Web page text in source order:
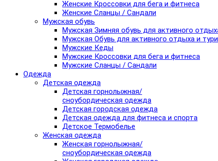
Женские Кроссовки для бега и фитнеса
Женские Сланцы / Сандали
Мужская обувь
Мужская Зимняя обувь для активного
Мужская Обувь для активного отдыха и
Мужские Кеды
Мужские Кроссовки для бега и фитнеса
Мужские Сланцы / Сандали
Одежда
Детская одежда
Детская горнолыжная/
сноубордическая одежда
Детская городская одежда
Детская одежда для фитнеса и спорта
Детское Термобелье
Женская одежда
Женская горнолыжная/
сноубордическая одежда